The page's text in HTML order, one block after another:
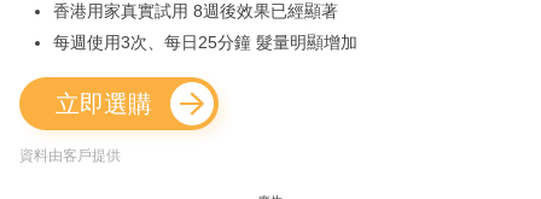
香港用家真實試用 8週後效果已經顯著
每週使用3次、每日25分鐘 髮量明顯增加
立即選購
資料由客戶提供